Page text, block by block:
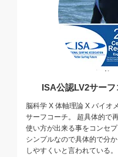
ISA公認LV2サー
脳科学 X 体軸理論 X バイオ
サーフコーチ。 超具体的で
使い方が出来る事をコンセプ
シンプルなので具体的で分
しやすくいと言われている。